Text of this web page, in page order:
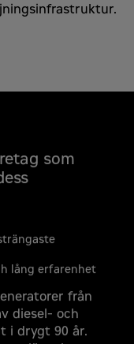
som
lång erfarenhet
från
diesel- och
i drygt 90 år.